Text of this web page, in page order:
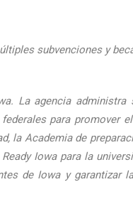
subvenciones y
La agencia administra
para promover
la Academia de
Iowa para la
de Iowa y garantizar